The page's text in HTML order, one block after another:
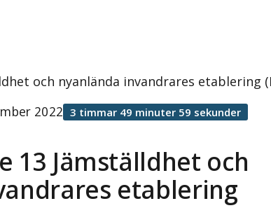
och nyanlända invandrares etablering
13 Jämställdhet och
etablering
2022 3 timmar 49 minuter 59 sekunder